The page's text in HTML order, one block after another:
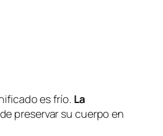
es frío. La
preservar su cuerpo en